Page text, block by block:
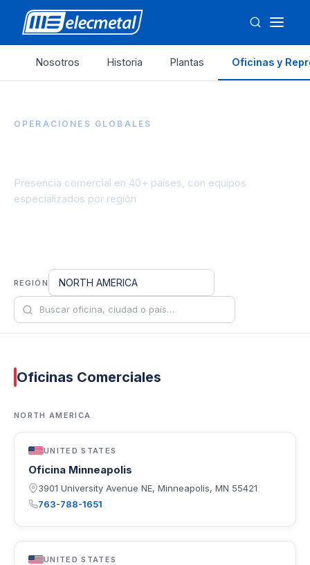
Nosotros Historia Plantas Oficinas y
OPERACIONES GLOBALES
Presencia comercial en 40+ países, con equipos
especializados por región
REGIÓN NORTH AMERICA
Oficinas Comerciales
NORTH AMERICA
UNITED STATES
Oficina Minneapolis
3901 University Avenue NE, Minneapolis, MN 55421
763-788-1651
UNITED STATES